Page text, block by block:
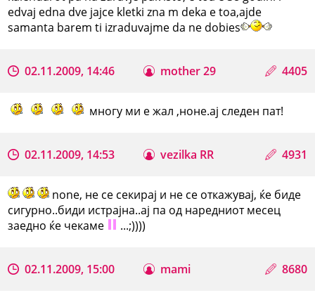
edvaj edna dve jajce kletki zna m deka e toa,ajde
samanta barem ti izraduvajme da ne dobies
02.11.2009, 14:46 mother 29 4405
многу ми е жал ,ноне.ај следен пат!
02.11.2009, 14:53 vezilka RR 4931
none, не се секирај и не се откажувај, ќе биде
сигурно..биди истрајна..ај па од наредниот месец
заедно ќе чекаме
...;))))
02.11.2009, 15:00 mami 8680